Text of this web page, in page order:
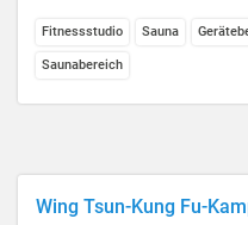
Fitnessstudio Sauna
Saunabereich
Wing Tsun-Kung Fu-